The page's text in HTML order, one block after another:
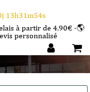
13h31m53s
à partir de 4.90€ -🌎
personnalisé